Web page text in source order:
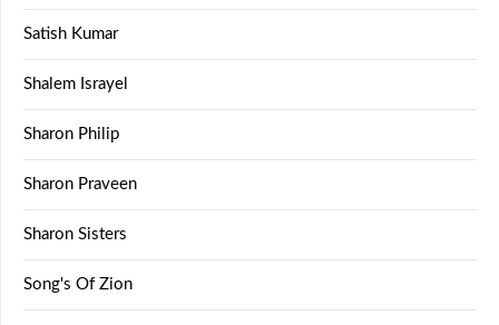
Satish Kumar
Shalem Israyel
Sharon Philip
Sharon Praveen
Sharon Sisters
Song's Of Zion